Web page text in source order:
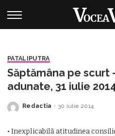
PATALIPUTRA
Săptămâna pe scurt
adunate, 31 iulie
Posted
Redactia 30 iulie 2014
• Inexplicabilă atitudinea